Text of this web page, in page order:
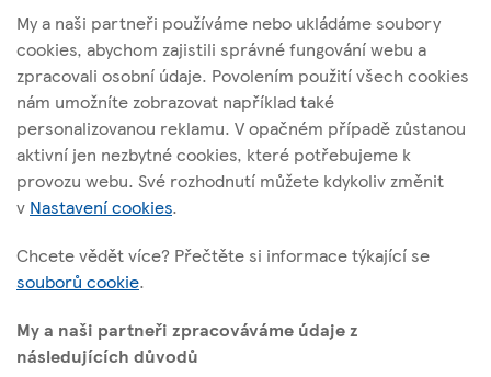
Tesco Stores ČR, a. s.
Vršovická 1527/68b; 100 00 Praha 10
O těchto stránkách
Užitečné odkazy
My a naši partneři používáme nebo ukládáme soubory
cookies, abychom zajistili správné fungování webu a
zpracovali osobní údaje. Povolením použití všech cookies
nám umožníte zobrazovat například také
personalizovanou reklamu. V opačném případě zůstanou
aktivní jen nezbytné cookies, které potřebujeme k
provozu webu. Své rozhodnutí můžete kdykoliv změnit
v Nastavení cookies.
Chcete vědět více? Přečtěte si informace týkající se
souborů cookie.
My a naši partneři zpracováváme údaje z
následujících důvodů